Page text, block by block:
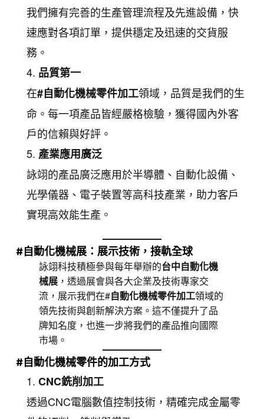
我們擁有完善的生產管理流程及先進設備，快
速應對各項訂單，提供穩定及迅速的交貨服
務。
品質第一
在#自動化機械零件加工領域，品質是我們的生
命。每一項產品皆經嚴格檢驗，獲得國內外客
戶的信賴與好評。
產業應用廣泛
詠翊的產品廣泛應用於半導體、自動化設備、
光學儀器、電子裝置等高科技產業，助力客戶
實現高效能生產。
#自動化機械展：展示技術，接軌全球
詠翊科技積極參與每年舉辦的台中自動化機
械展 ，透過展會與各大企業及技術專家交
流，展示我們在#自動化機械零件加工領域的
領先技術與創新解決方案。這不僅提升了品
牌知名度，也進一步將我們的產品推向國際
市場。
#自動化機械零件的加工方式
CNC銑削加工
透過CNC電腦數值控制技術，精確完成金屬零